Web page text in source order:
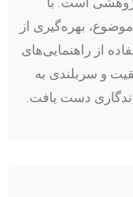
بهره‌گیری از
از راهنمایی‌های
و سربلندی به
دست یافت.